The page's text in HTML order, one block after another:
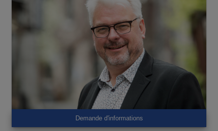
Demande d'informations